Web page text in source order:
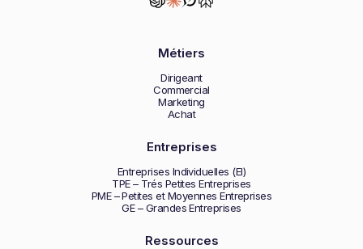
Métiers
Dirigeant
Commercial
Marketing
Achat
Entreprises
Entreprises Individuelles (EI)
TPE – Trés Petites Entreprises
PME – Petites et Moyennes Entreprises
GE – Grandes Entreprises
Ressources